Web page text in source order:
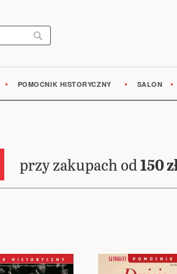
Search
POMOCNIK HISTORYCZNY SALON
przy zakupach od150